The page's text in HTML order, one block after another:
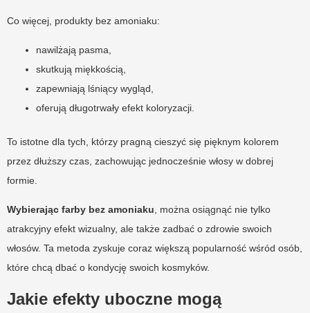
Co więcej, produkty bez amoniaku:
nawilżają pasma,
skutkują miękkością,
zapewniają lśniący wygląd,
oferują długotrwały efekt koloryzacji.
To istotne dla tych, którzy pragną cieszyć się pięknym kolorem
przez dłuższy czas, zachowując jednocześnie włosy w dobrej
formie.
Wybierając farby bez amoniaku , można osiągnąć nie tylko
atrakcyjny efekt wizualny, ale także zadbać o zdrowie swoich
włosów. Ta metoda zyskuje coraz większą popularność wśród osób,
które chcą dbać o kondycję swoich kosmyków.
Jakie efekty uboczne mogą